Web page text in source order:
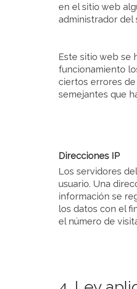
en el sitio web
administrador del
Este sitio web se
funcionamiento
ciertos errores de
semejantes que
Direcciones IP
Los servidores
usuario. Una
información se
los datos con el
el número de